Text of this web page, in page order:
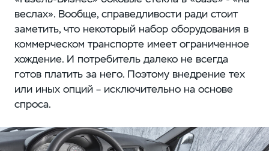
веслах». Вообще, справедливости ради стоит
заметить, что некоторый набор оборудования в
коммерческом транспорте имеет ограниченное
хождение. И потребитель далеко не всегда
готов платить за него. Поэтому внедрение тех
или иных опций – исключительно на основе
спроса.